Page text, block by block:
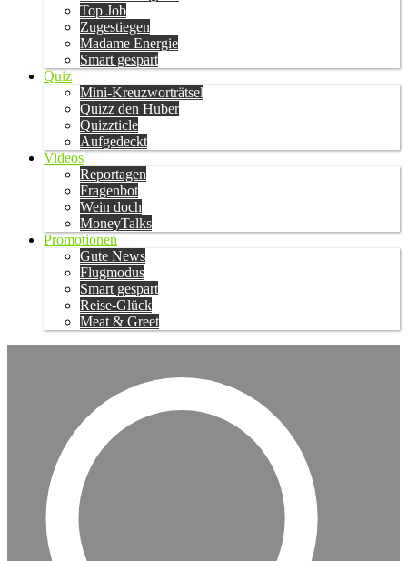
Top Job
Zugestiegen
Madame Energie
Smart gespart
Quiz
Mini-Kreuzworträtsel
Quizz den Huber
Quizzticle
Aufgedeckt
Videos
Reportagen
Fragenbot
Wein doch
MoneyTalks
Promotionen
Gute News
Flugmodus
Smart gespart
Reise-Glück
Meat & Greet